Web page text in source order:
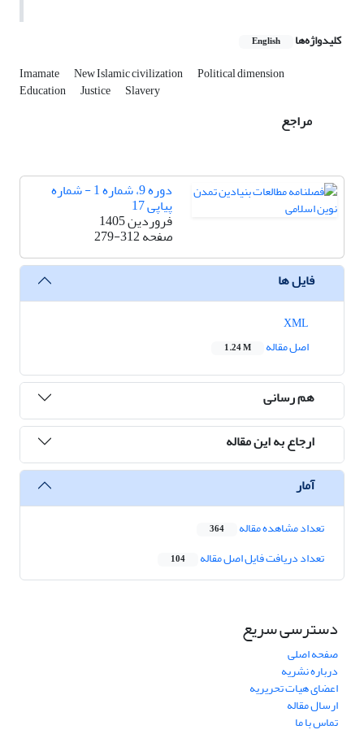
کلیدواژه‌ها English
Imamate New Islamic civilization Political dimension
Education Justice Slavery
مراجع
دوره 9، شماره 1 - شماره
پیاپی 17
فروردین 1405
صفحه279-312
فایل ها
اصل مقاله
1.24 M
هم رسانی
ارجاع به این مقاله
آمار
تعداد مشاهده مقاله 364
تعداد دریافت فایل اصل مقاله 104
دسترسی سریع
صفحه اصلی
درباره نشریه
اعضای هیات تحریریه
ارسال مقاله
تماس با ما